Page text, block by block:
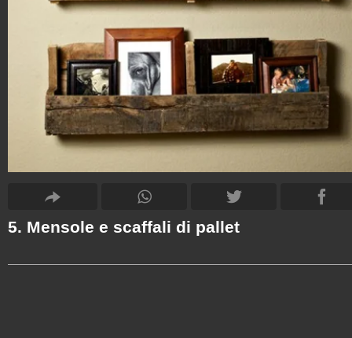
5. Mensole e scaffali di pallet